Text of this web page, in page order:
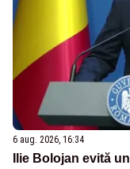
6 aug. 2026, 16:34
Ilie Bolojan evită